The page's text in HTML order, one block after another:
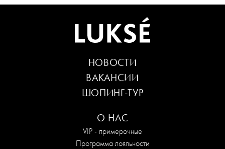
О НАС
VIP - примерочные
Программа лояльности
НОВОСТИ
ВАКАНСИИ
ШОПИНГ-ТУР